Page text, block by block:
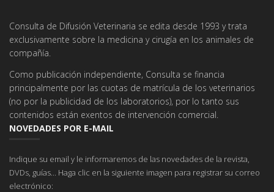
Consulta de Difusión Veterinaria se edita desde 1993 y trata
exclusivamente sobre la medicina y cirugía en los animales de
compañía.
Como publicación independiente, Consulta se financia
principalmente por las cuotas de matrícula de los veterinarios
(no por la publicidad de los laboratorios), por lo tanto sus
contenidos están exentos de intervención comercial.
NOVEDADES POR E-MAIL
Indique su email y le informaremos de las novedades de la revista,
DVDs, guías... Haga clic en la siguiente imagen para registrar su correo
electrónico: